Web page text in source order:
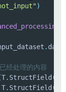
)
.
经处理的内容
T. StructField (
T
. StructField (